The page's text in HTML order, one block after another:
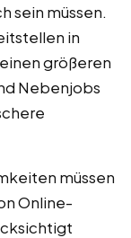
sein müssen.
in
größeren
Nebenjobs
müssen
Online-